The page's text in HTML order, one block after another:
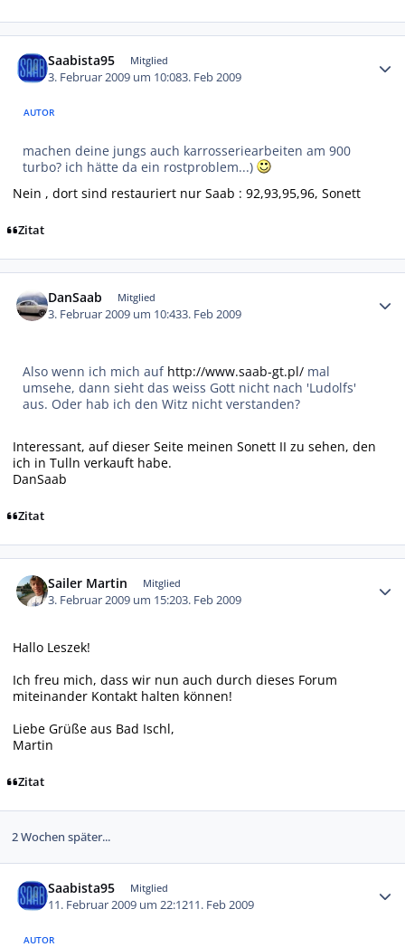
Saabista95 Mitglied
3. Februar 2009 um 10:083. Feb 2009
AUTOR
machen deine jungs auch karrosseriearbeiten am 900
turbo? ich hätte da ein rostproblem...)
Nein , dort sind restauriert nur Saab : 92,93,95,96, Sonett
Zitat
DanSaab Mitglied
3. Februar 2009 um 10:433. Feb 2009
Also wenn ich mich auf http://www.saab-gt.pl/ mal
umsehe, dann sieht das weiss Gott nicht nach 'Ludolfs'
aus. Oder hab ich den Witz nicht verstanden?
Interessant, auf dieser Seite meinen Sonett II zu sehen, den
ich in Tulln verkauft habe.
DanSaab
Zitat
Sailer Martin Mitglied
3. Februar 2009 um 15:203. Feb 2009
Hallo Leszek!
Ich freu mich, dass wir nun auch durch dieses Forum
miteinander Kontakt halten können!
Liebe Grüße aus Bad Ischl,
Martin
Zitat
2 Wochen später...
Saabista95 Mitglied
11. Februar 2009 um 22:1211. Feb 2009
AUTOR